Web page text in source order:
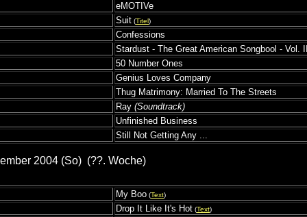
eMOTIVe
Suit (Titel )
Confessions
Stardust - The Great American Songbool - Vol. III
50 Number Ones
Genius Loves Company
Thug Matrimony: Married To The Streets
Ray (Soundtrack)
Unfinished Business
Still Not Getting Any ...
2004 (So) (??. Woche)
My Boo (Text)
Drop It Like It's Hot (Text)